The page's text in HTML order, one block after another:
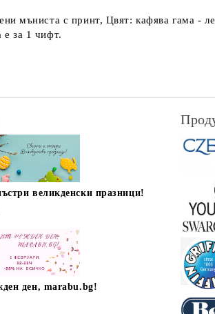
мъниста с принт, Цвят: кафява гама -
за 1 чифт.
великденски празници!
ден, marabu.bg!